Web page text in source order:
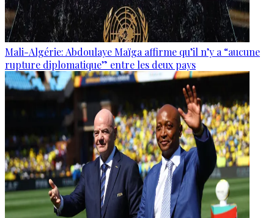
Mali-Algérie: Abdoulaye Maïga affirme qu’il n’y a “aucune
rupture diplomatique” entre les deux pays